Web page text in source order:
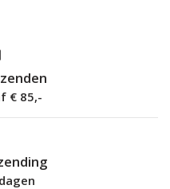
€ 85,-